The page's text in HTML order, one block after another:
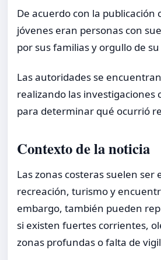
De acuerdo con la publicación
jóvenes eran personas con
por sus familias y orgullo de
Las autoridades se
realizando las investigaciones
para determinar qué ocurrió
Contexto de la noticia
Las zonas costeras suelen ser
recreación, turismo y
embargo, también pueden
si existen fuertes corrientes,
zonas profundas o falta de